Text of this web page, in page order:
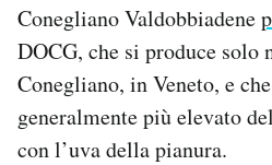
Conegliano Valdobbiadene
DOCG, che si produce
Conegliano, in Veneto, e
generalmente più elevato
con l’uva della pianura.